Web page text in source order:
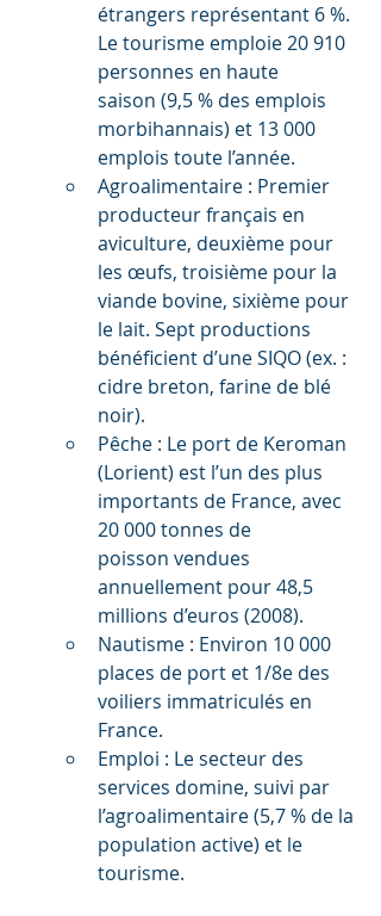
étrangers représentant 6 %.
Le tourisme emploie 20 910
personnes en haute
saison (9,5 % des emplois
morbihannais) et 13 000
emplois toute l’année.
Agroalimentaire : Premier
producteur français en
aviculture, deuxième pour
les œufs, troisième pour la
viande bovine, sixième pour
le lait. Sept productions
bénéficient d’une SIQO (ex. :
cidre breton, farine de blé
noir).
Pêche : Le port de Keroman
(Lorient) est l’un des plus
importants de France, avec
20 000 tonnes de
poisson vendues
annuellement pour 48,5
millions d’euros (2008).
Nautisme : Environ 10 000
places de port et 1/8e des
voiliers immatriculés en
France.
Emploi : Le secteur des
services domine, suivi par
l’agroalimentaire (5,7 % de la
population active) et le
tourisme.